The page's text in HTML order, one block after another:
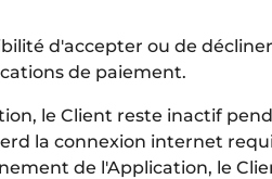
d'accepter ou de décliner
de paiement.
le Client reste inactif
la connexion internet
de l'Application, le